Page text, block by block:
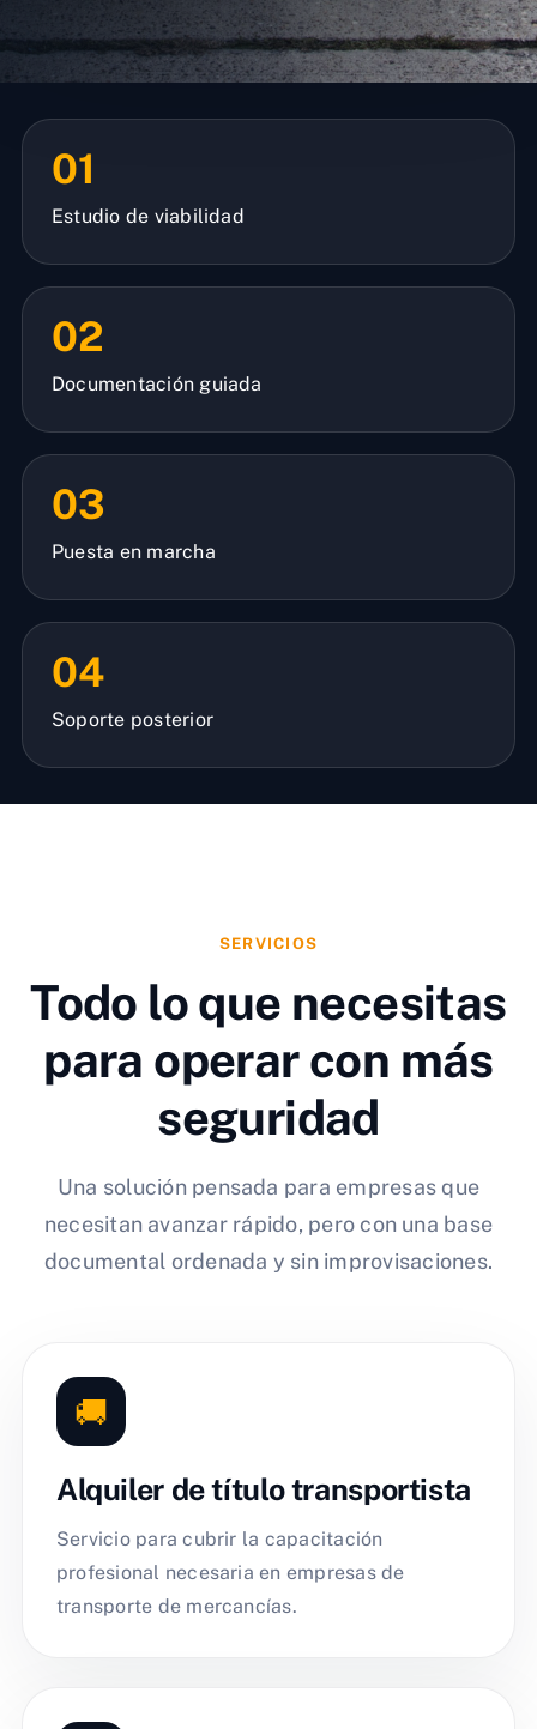
01
Estudio de viabilidad
02
Documentación guiada
03
Puesta en marcha
04
Soporte posterior
SERVICIOS
Todo lo que necesitas
para operar con más
seguridad
Una solución pensada para empresas que
necesitan avanzar rápido, pero con una base
documental ordenada y sin improvisaciones.
🚚
Alquiler de título transportista
Servicio para cubrir la capacitación
profesional necesaria en empresas de
transporte de mercancías.